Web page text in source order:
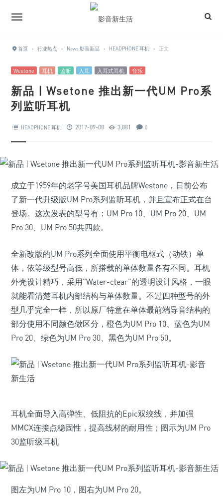
首页 › 行业热点 › News 影音新品 › HEADPHONE 耳机 › 正文
Westone 耳机 监听 入耳 入耳式耳机 音乐
新品 | Wsetone 推出新一代UM Pro系
列监听耳机
HEADPHONE 耳机 2017-09-08 3,881 0
成立于1959年的老字号美国耳机品牌Westone，日前公布
了新一代升级版UM Pro系列监听耳机，并且宣布正式在台
登场。这次发表的型号有：UM Pro 10、UM Pro 20、UM
Pro 30、UM Pro 50共四款。
全新改版的UM Pro系列全面使用平衡电枢式（动铁）单
体，依等级型号高低，所搭载的单体数量各有不同。耳机
外壳设计精巧，采用“Water-clear”的透明设计风格，一眼
就能看清楚耳机内部结构与单体数量。不过四种型号的外
型几乎完全一样，所以原厂特意在单体最前端导音结构的
部分使用不同颜色做区分，橙色为UM Pro 10、蓝色为UM
Pro 20、绿色为UM Pro 30、黑色为UM Pro 50。
耳机全面导入高弹性、低阻抗的Epic双绞线，并加强
MMCX连接点稳固性，提高线材的耐用性；图示为UM Pro
30监听级耳机
图左为UM Pro 10，图右为UM Pro 20。